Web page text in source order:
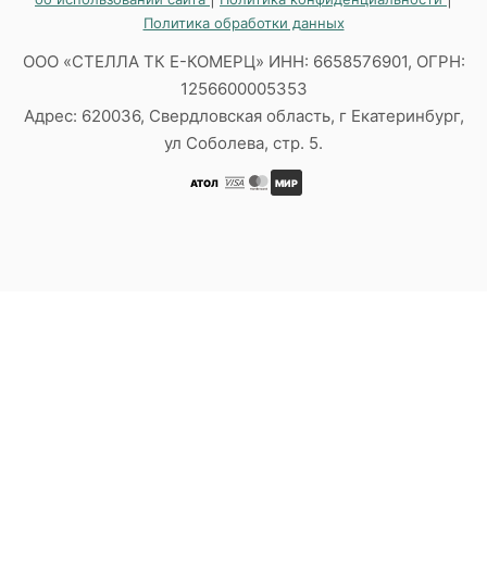
Политика обработки данных
ООО «СТЕЛЛА ТК Е-КОМЕРЦ» ИНН: 6658576901, ОГРН:
1256600005353
Адрес: 620036, Свердловская область, г Екатеринбург,
ул Соболева, стр. 5.
АТОЛ МИР